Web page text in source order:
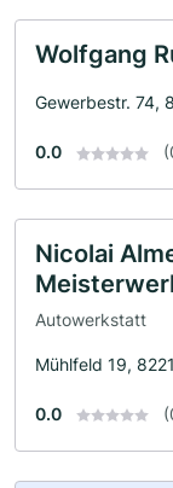
Wolfgang
Gewerbestr. 74,
0.0
Nicolai
Autowerkstatt
Mühlfeld 19,
0.0